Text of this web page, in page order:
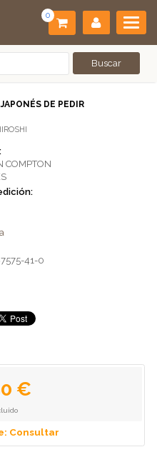
0
DE PEDIR
COMPTON
41-0
€
Consultar